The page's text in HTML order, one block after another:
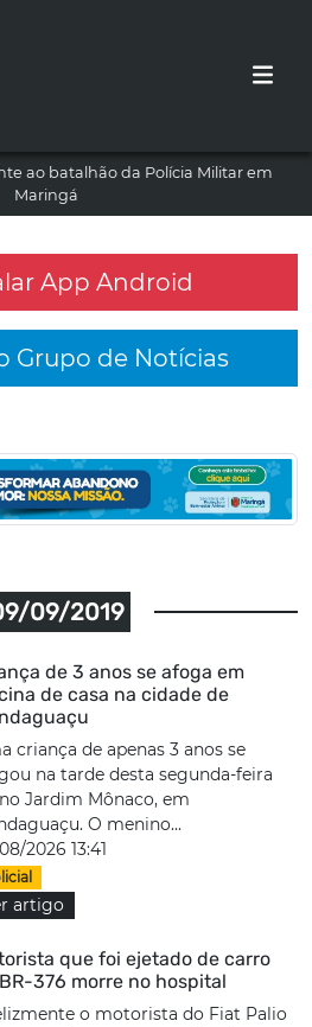
ao batalhão da Polícia Militar em
Maringá
App Android
Grupo de Notícias
09/2019
de 3 anos se afoga em
de casa na cidade de
criança de apenas 3 anos se
na tarde desta segunda-feira
Jardim Mônaco, em
O menino...
2026 13:41
artigo
que foi ejetado de carro
376 morre no hospital
o motorista do Fiat Palio